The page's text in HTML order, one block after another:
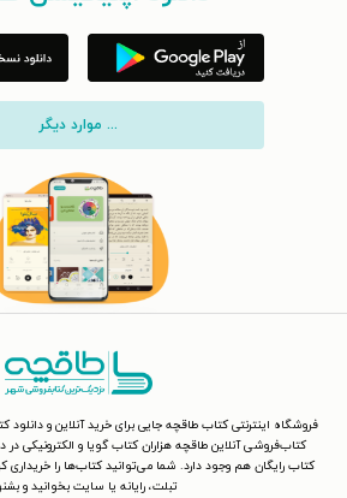
... موارد دیگر
فروشگاه اینترنتی کتاب طاقچه جایی برای خرید آنلاین و
کتاب‌فروشی آنلاین طاقچه هزاران کتاب گویا و الکترونیکی
کتاب رایگان هم وجود دارد. شما می‌توانید کتاب‌ها را خریداری
تبلت، رایانه یا سایت بخوانید و